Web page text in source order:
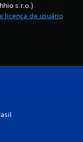
s.r.o.)
licença de usuário